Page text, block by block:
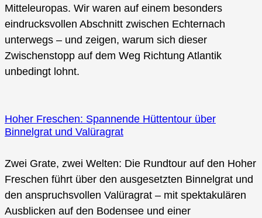
Mitteleuropas. Wir waren auf einem besonders
eindrucksvollen Abschnitt zwischen Echternach
unterwegs – und zeigen, warum sich dieser
Zwischenstopp auf dem Weg Richtung Atlantik
unbedingt lohnt.
Hoher Freschen: Spannende Hüttentour über
Binnelgrat und Valüragrat
Zwei Grate, zwei Welten: Die Rundtour auf den Hoher
Freschen führt über den ausgesetzten Binnelgrat und
den anspruchsvollen Valüragrat – mit spektakulären
Ausblicken auf den Bodensee und einer